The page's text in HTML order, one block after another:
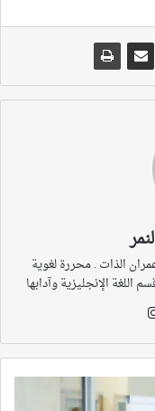
الذات . محررة لغوية
الإنجليزية وآدابها